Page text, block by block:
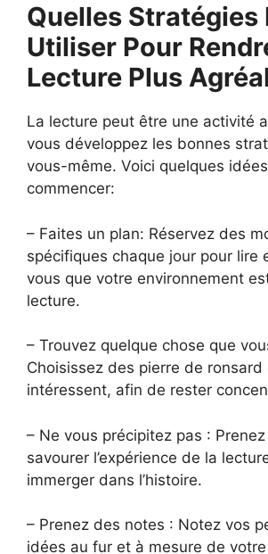
Quelles Stratégies
Utiliser Pour
Lecture Plus
La lecture peut être une activité
vous développez les bonnes
vous-même. Voici quelques
commencer:
– Faites un plan: Réservez des
spécifiques chaque jour pour lire
vous que votre environnement
lecture.
– Trouvez quelque chose que
Choisissez des pierre de ronsard
intéressent, afin de rester
– Ne vous précipitez pas :
savourer l’expérience de la
immerger dans l’histoire.
– Prenez des notes : Notez vos
idées au fur et à mesure de